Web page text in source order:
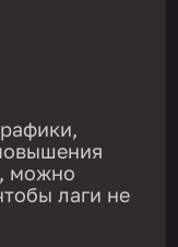
можно
лаги не